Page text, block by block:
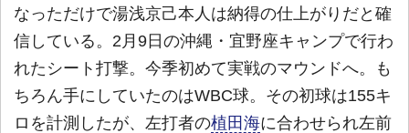
なっただけで湯浅京己本人は納得の仕上がりだと確
信している。2月9日の沖縄・宜野座キャンプで行わ
れたシート打撃。今季初めて実戦のマウンドへ。も
ちろん手にしていたのはWBC球。その初球は155キ
ロを計測したが、左打者の植田海に合わせられ左前